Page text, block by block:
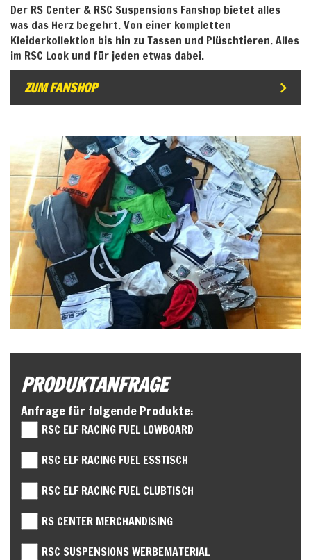
Der RS Center & RSC Suspensions Fanshop bietet alles
was das Herz begehrt. Von einer kompletten
Kleiderkollektion bis hin zu Tassen und Plüschtieren. Alles
im RSC Look und für jeden etwas dabei.
ZUM FANSHOP
PRODUKTANFRAGE
Anfrage für folgende Produkte:
RSC ELF RACING FUEL LOWBOARD
RSC ELF RACING FUEL ESSTISCH
RSC ELF RACING FUEL CLUBTISCH
RS CENTER MERCHANDISING
RSC SUSPENSIONS WERBEMATERIAL